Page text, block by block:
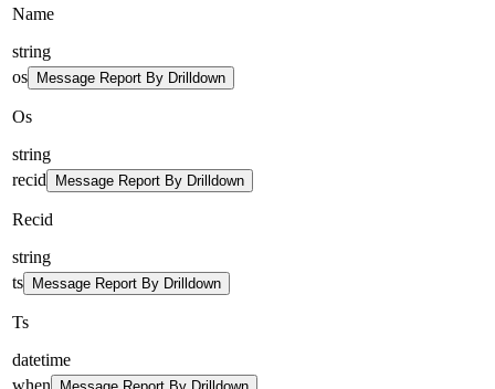
Name
string
os
Message Report By Drilldown
Os
string
recid
Message Report By Drilldown
Recid
string
ts
Message Report By Drilldown
Ts
datetime
when